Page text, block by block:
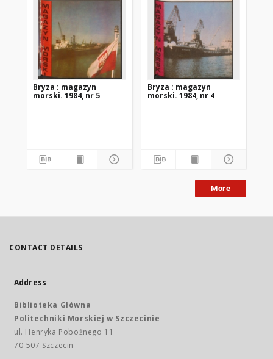
Bryza : magazyn
morski. 1984, nr 5
Bryza : magazyn
morski. 1984, nr 4
More
CONTACT DETAILS
Address
Biblioteka Główna
Politechniki Morskiej w Szczecinie
ul. Henryka Pobożnego 11
70-507 Szczecin